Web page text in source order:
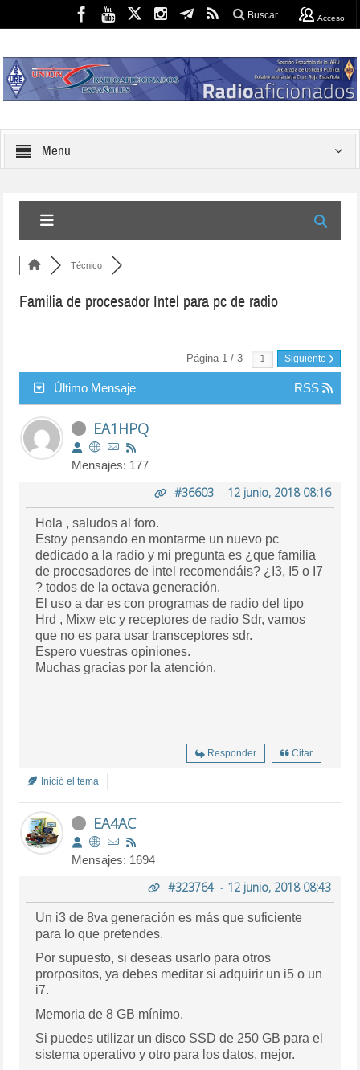
Buscar Acceso
Menu
Técnico
Familia de procesador Intel para pc de radio
Página 1 / 3 Siguiente
Último Mensaje RSS
EA1HPQ
Mensajes: 177
#36603- 12 junio, 2018 08:16
Hola , saludos al foro.
Estoy pensando en montarme un nuevo pc
dedicado a la radio y mi pregunta es ¿que familia
de procesadores de intel recomendáis? ¿I3, I5 o I7
? todos de la octava generación.
El uso a dar es con programas de radio del tipo
Hrd , Mixw etc y receptores de radio Sdr, vamos
que no es para usar transceptores sdr.
Espero vuestras opiniones.
Muchas gracias por la atención.
Responder Citar
Inició el tema
EA4AC
Mensajes: 1694
#323764- 12 junio, 2018 08:43
Un i3 de 8va generación es más que suficiente
para lo que pretendes.
Por supuesto, si deseas usarlo para otros
prorpositos, ya debes meditar si adquirir un i5 o un
i7.
Memoria de 8 GB mínimo.
Si puedes utilizar un disco SSD de 250 GB para el
sistema operativo y otro para los datos, mejor.